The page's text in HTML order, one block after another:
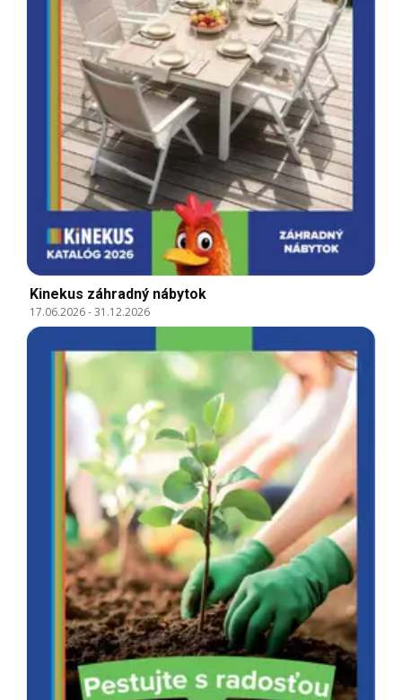
Kinekus záhradný nábytok
17.06.2026-31.12.2026